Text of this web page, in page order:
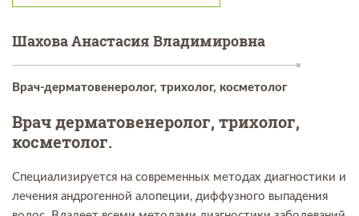
Шахова Анастасия Владимировна
Врач-дерматовенеролог, трихолог, косметолог
Врач дерматовенеролог, трихолог,
косметолог.
Специализируется на современных методах диагностики и
лечения андрогенной алопеции, диффузного выпадения